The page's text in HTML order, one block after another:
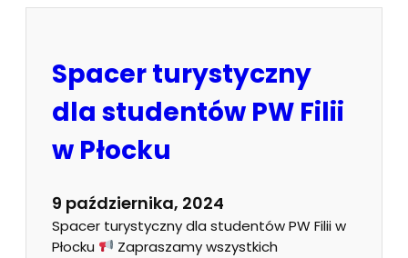
Spacer turystyczny
dla studentów PW Filii
w Płocku
9 października, 2024
Spacer turystyczny dla studentów PW Filii w
Płocku
Zapraszamy wszystkich